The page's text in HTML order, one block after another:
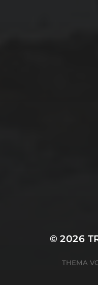
© 2026
THEMA